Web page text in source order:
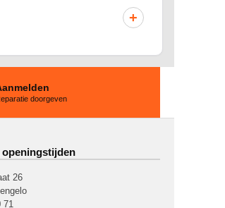
+
doorgeven
26
71